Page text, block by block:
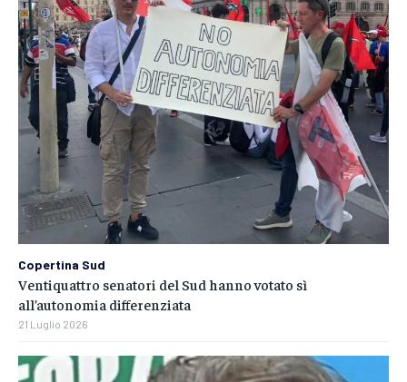
Copertina Sud
Ventiquattro senatori del Sud hanno votato sì
all’autonomia differenziata
21 Luglio 2026